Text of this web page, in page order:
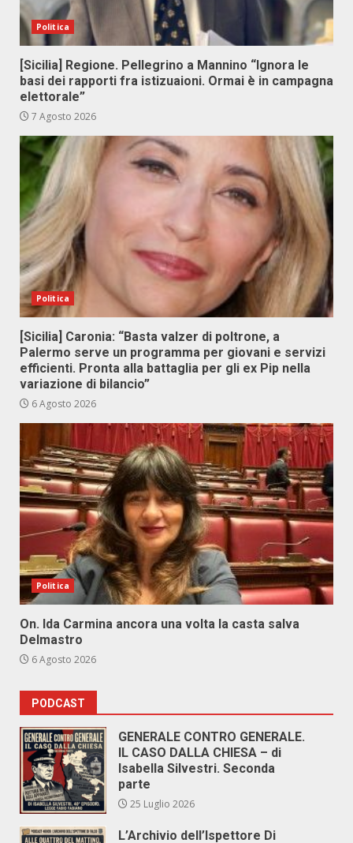
Politica
[Sicilia] Regione. Pellegrino a Mannino “Ignora le
basi dei rapporti fra istizuaioni. Ormai è in campagna
elettorale”
7 Agosto 2026
Politica
[Sicilia] Caronia: “Basta valzer di poltrone, a
Palermo serve un programma per giovani e servizi
efficienti. Pronta alla battaglia per gli ex Pip nella
variazione di bilancio”
6 Agosto 2026
Politica
On. Ida Carmina ancora una volta la casta salva
Delmastro
6 Agosto 2026
PODCAST
GENERALE CONTRO GENERALE.
IL CASO DALLA CHIESA – di
Isabella Silvestri. Seconda
parte
25 Luglio 2026
L’Archivio dell’Ispettore Di